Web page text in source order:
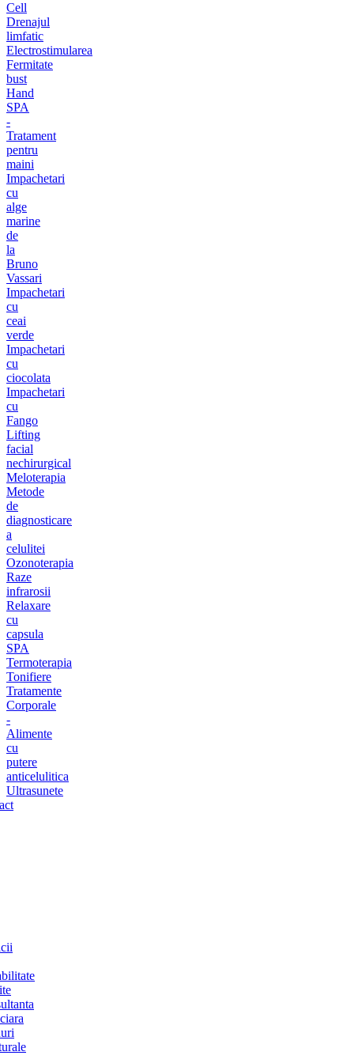
Cell
Drenajul
limfatic
Electrostimularea
Fermitate
bust
Hand
SPA
-
Tratament
pentru
maini
Impachetari
cu
alge
marine
de
la
Bruno
Vassari
Impachetari
cu
ceai
verde
Impachetari
cu
ciocolata
Impachetari
cu
Fango
Lifting
facial
nechirurgical
Meloterapia
Metode
de
diagnosticare
a
celulitei
Ozonoterapia
Raze
infrarosii
Relaxare
cu
capsula
SPA
Termoterapia
Tonifiere
Tratamente
Corporale
-
Alimente
cu
putere
anticelulitica
Ultrasunete